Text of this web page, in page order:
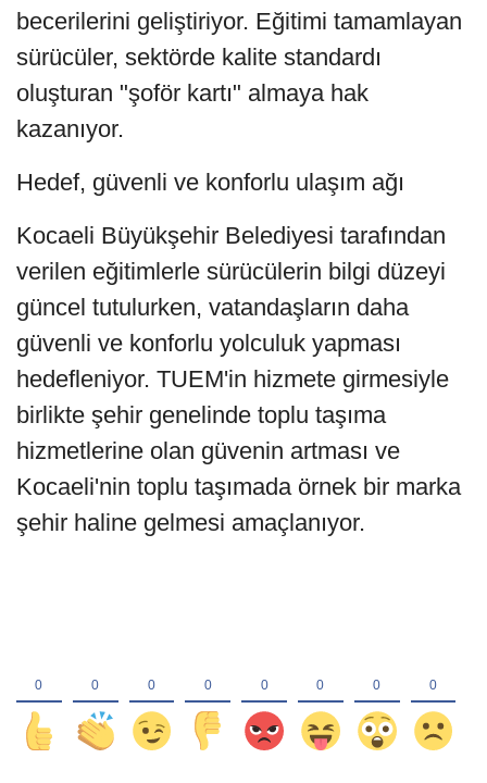
becerilerini geliştiriyor. Eğitimi tamamlayan
sürücüler, sektörde kalite standardı
oluşturan "şoför kartı" almaya hak
kazanıyor.
Hedef, güvenli ve konforlu ulaşım ağı
Kocaeli Büyükşehir Belediyesi tarafından
verilen eğitimlerle sürücülerin bilgi düzeyi
güncel tutulurken, vatandaşların daha
güvenli ve konforlu yolculuk yapması
hedefleniyor. TUEM'in hizmete girmesiyle
birlikte şehir genelinde toplu taşıma
hizmetlerine olan güvenin artması ve
Kocaeli'nin toplu taşımada örnek bir marka
şehir haline gelmesi amaçlanıyor.